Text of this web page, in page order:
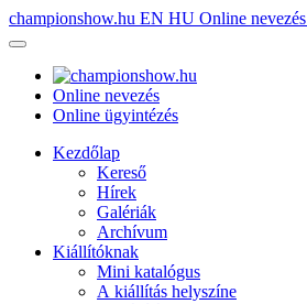
championshow.hu EN HU Online nevezés
Online nevezés
Online ügyintézés
Kezdőlap
Kereső
Hírek
Galériák
Archívum
Kiállítóknak
Mini katalógus
A kiállítás helyszíne